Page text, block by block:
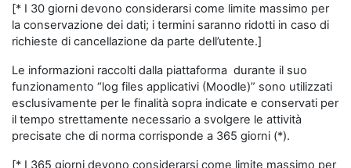
[* I 30 giorni devono considerarsi come limite massimo per
la conservazione dei dati; i termini saranno ridotti in caso di
richieste di cancellazione da parte dell’utente.]
Le informazioni raccolti dalla piattaforma durante il suo
funzionamento “log files applicativi (Moodle)” sono utilizzati
esclusivamente per le finalità sopra indicate e conservati per
il tempo strettamente necessario a svolgere le attività
precisate che di norma corrisponde a 365 giorni (*).
[* I 365 giorni devono considerarsi come limite massimo per